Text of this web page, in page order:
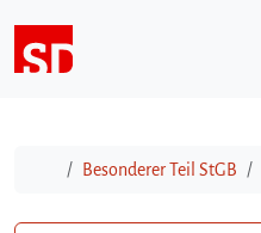
StartBesonderer Teil StGB